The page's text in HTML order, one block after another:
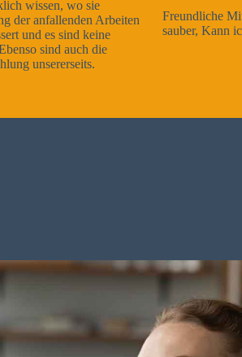
Freundliche Mitarbeiter, Arbeitsausführung
sauber, Kann ich nur weiterempfehlen